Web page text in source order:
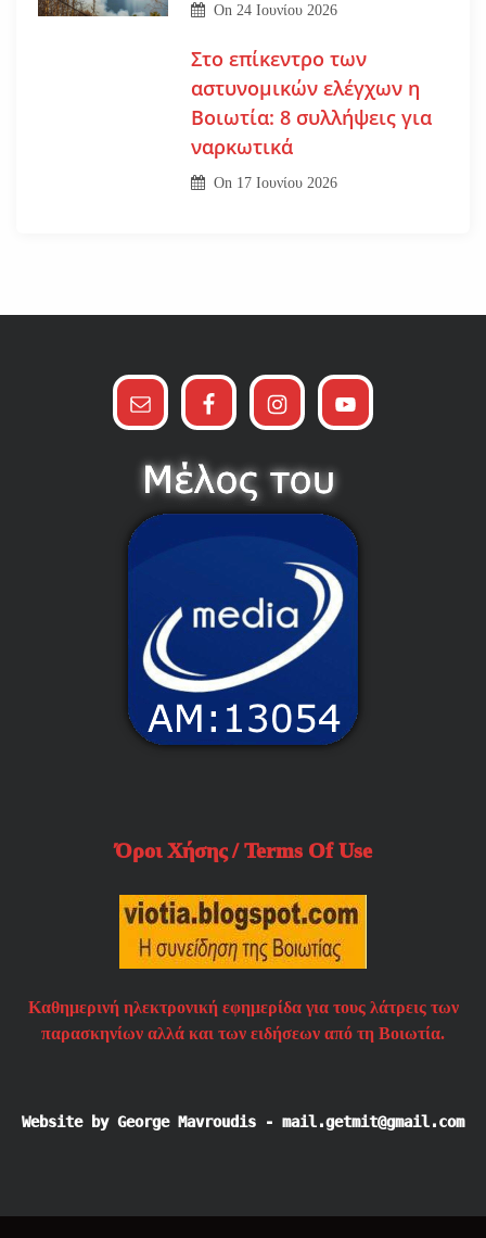
On 24 Ιουνίου 2026
Στο επίκεντρο των
αστυνομικών ελέγχων η
Βοιωτία: 8 συλλήψεις για
ναρκωτικά
On 17 Ιουνίου 2026
Όροι Χήσης / Terms Of Use
Καθημερινή ηλεκτρονική εφημερίδα για τους λάτρεις των
παρασκηνίων αλλά και των ειδήσεων από τη Βοιωτία.
Website by George Mavroudis - mail.getmit@gmail.com